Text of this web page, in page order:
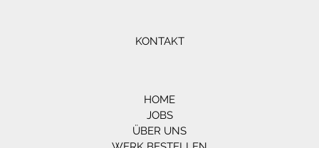
KONTAKT
HOME
JOBS
ÜBER UNS